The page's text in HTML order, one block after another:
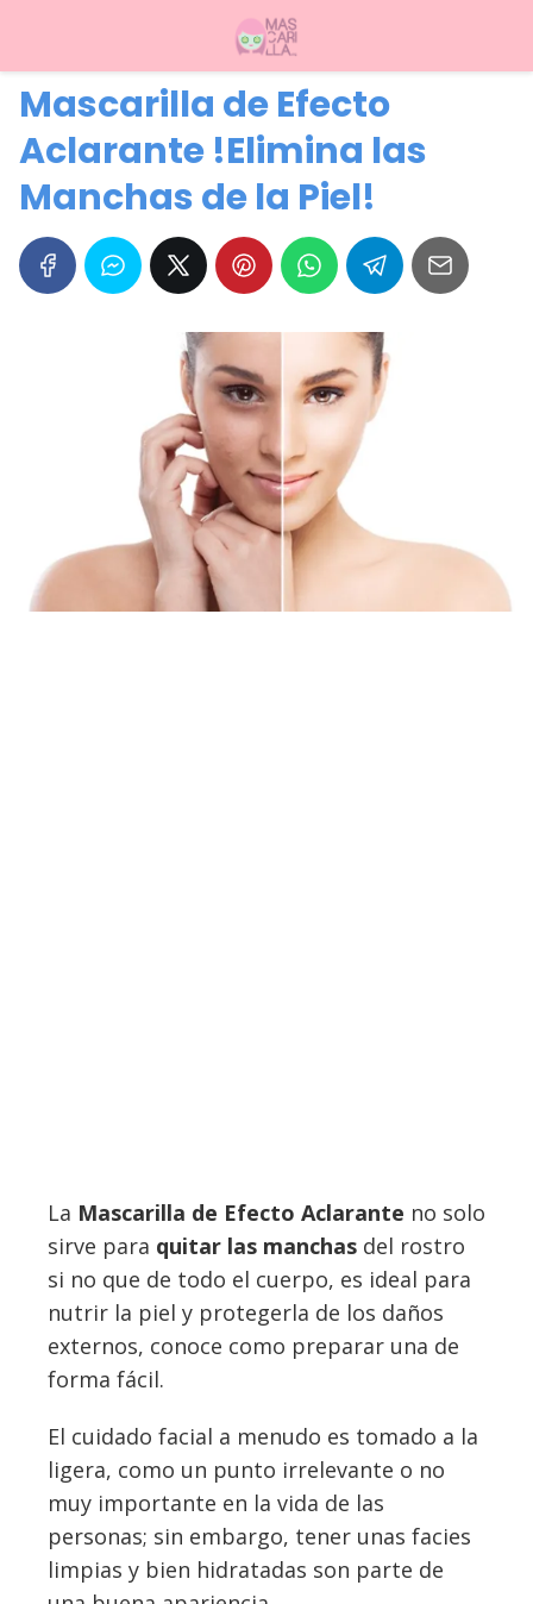
Mascarilla de Efecto
Aclarante !Elimina las
Manchas de la Piel!
La Mascarilla de Efecto Aclarante no solo
sirve para quitar las manchas del rostro
si no que de todo el cuerpo, es ideal para
nutrir la piel y protegerla de los daños
externos, conoce como preparar una de
forma fácil.
El cuidado facial a menudo es tomado a la
ligera, como un punto irrelevante o no
muy importante en la vida de las
personas; sin embargo, tener unas facies
limpias y bien hidratadas son parte de